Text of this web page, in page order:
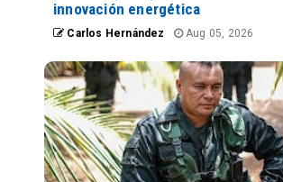
innovación energética
Carlos Hernández Aug 05, 2026